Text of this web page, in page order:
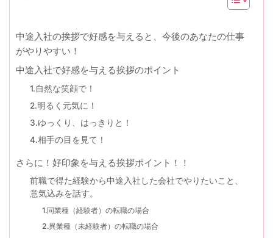
中途入社の挨拶で好感を与えると、今後のあなたの仕事
がやりやすい！
中途入社で好感を与える挨拶のポイント
1.自然な笑顔で！
2.明るく元気に！
3.ゆっくり、はっきりと！
4.相手の目を見て！
さらに！好印象を与える挨拶ポイント！！
前職で得た経験から中途入社した会社でやりたいこと、
意気込みを話す。
1.同業種（経験者）の転職の場合
2.異業種（未経験者）の転職の場合